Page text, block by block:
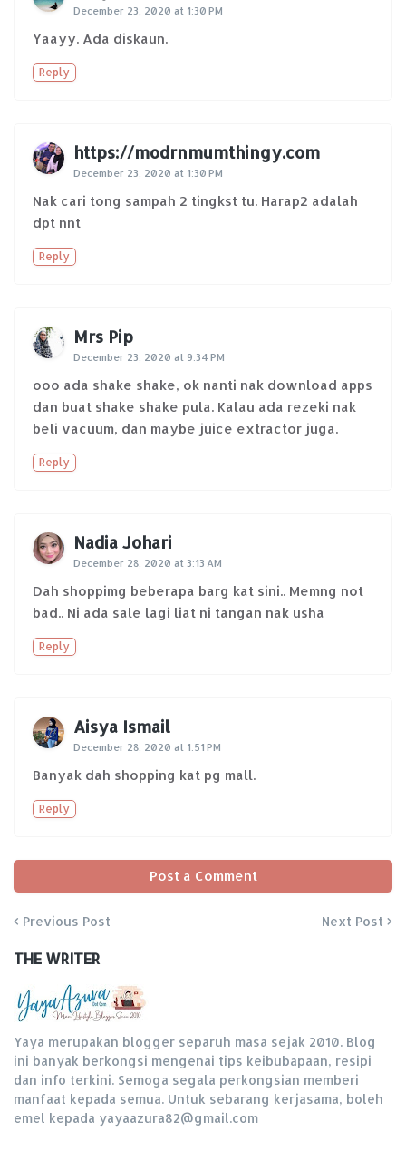
December 23, 2020 at 1:30 PM
Yaayy. Ada diskaun.
Reply
https://modrnmumthingy.com
December 23, 2020 at 1:30 PM
Nak cari tong sampah 2 tingkst tu. Harap2 adalah
dpt nnt
Reply
Mrs Pip
December 23, 2020 at 9:34 PM
ooo ada shake shake, ok nanti nak download apps
dan buat shake shake pula. Kalau ada rezeki nak
beli vacuum, dan maybe juice extractor juga.
Reply
Nadia Johari
December 28, 2020 at 3:13 AM
Dah shoppimg beberapa barg kat sini.. Memng not
bad.. Ni ada sale lagi liat ni tangan nak usha
Reply
Aisya Ismail
December 28, 2020 at 1:51 PM
Banyak dah shopping kat pg mall.
Reply
Post a Comment
Previous Post Next Post
THE WRITER
Yaya merupakan blogger separuh masa sejak 2010. Blog
ini banyak berkongsi mengenai tips keibubapaan, resipi
dan info terkini. Semoga segala perkongsian memberi
manfaat kepada semua. Untuk sebarang kerjasama, boleh
emel kepada yayaazura82@gmail.com